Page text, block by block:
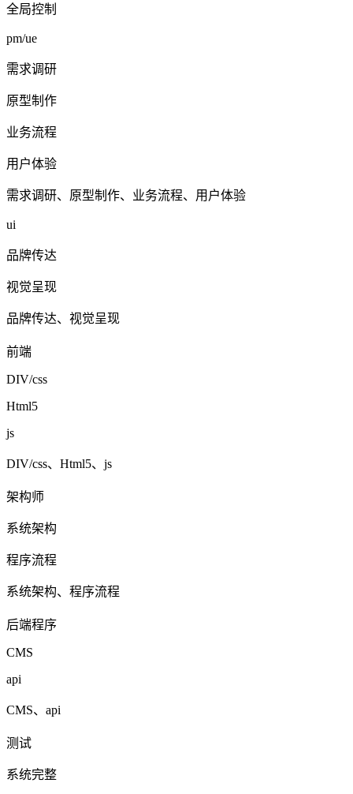
全局控制
pm/ue
需求调研
原型制作
业务流程
用户体验
需求调研、原型制作、业务流程、用户体验
ui
品牌传达
视觉呈现
品牌传达、视觉呈现
前端
DIV/css
Html5
js
DIV/css、Html5、js
架构师
系统架构
程序流程
系统架构、程序流程
后端程序
CMS
api
CMS、api
测试
系统完整